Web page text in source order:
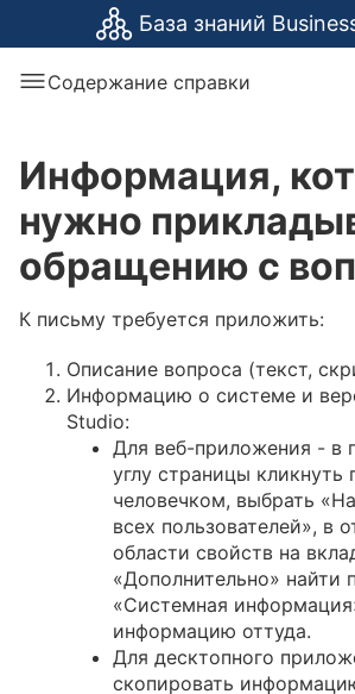
База знаний
Содержание справки
Информация,
нужно
обращению с
К письму требуется приложить:
Описание вопроса (текст,
Информацию о системе и
Studio:
Для веб-приложения - в
углу страницы кликнуть
человечком, выбрать
всех пользователей», в
области свойств на
«Дополнительно» найти
«Системная
информацию оттуда.
Для десктопного
скопировать